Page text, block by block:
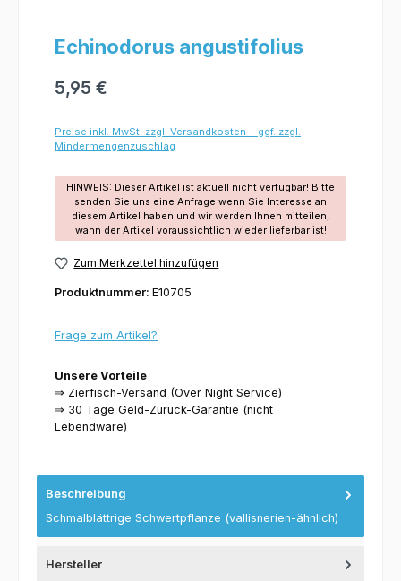
Echinodorus angustifolius
5,95 €
Preise inkl. MwSt. zzgl. Versandkosten + ggf. zzgl.
Mindermengenzuschlag
HINWEIS: Dieser Artikel ist aktuell nicht verfügbar! Bitte
senden Sie uns eine Anfrage wenn Sie Interesse an
diesem Artikel haben und wir werden Ihnen mitteilen,
wann der Artikel voraussichtlich wieder lieferbar ist!
Zum Merkzettel hinzufügen
Produktnummer: E10705
Frage zum Artikel?
Unsere Vorteile
⇒ Zierfisch-Versand (Over Night Service)
⇒ 30 Tage Geld-Zurück-Garantie (nicht
Lebendware)
Beschreibung
Schmalblättrige Schwertpflanze (vallisnerien-ähnlich)
Hersteller